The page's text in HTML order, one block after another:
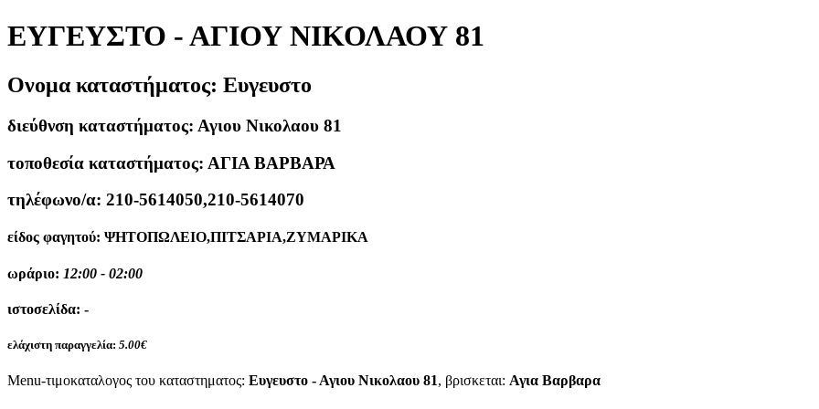
ΕΥΓΕΥΣΤΟ - ΑΓΙΟΥ ΝΙΚΟΛΑΟΥ 81
Ονομα καταστήματος: Ευγευστο
διεύθνση καταστήματος: Αγιου Νικολαου 81
τοποθεσία καταστήματος: ΑΓΙΑ ΒΑΡΒΑΡΑ
τηλέφωνο/α: 210-5614050,210-5614070
είδος φαγητού: ΨΗΤΟΠΩΛΕΙΟ,ΠΙΤΣΑΡΙΑ,ΖΥΜΑΡΙΚΑ
ωράριο: 12:00 - 02:00
ιστοσελίδα: -
ελάχιστη παραγγελία: 5.00€
Menu-τιμοκαταλογος του καταστηματος: Ευγευστο - Αγιου Νικολαου 81, βρισκεται: Αγια Βαρβαρα